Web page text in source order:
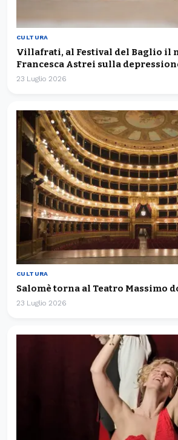
CULTURA
Villafrati, al Festival del Baglio il
Francesca Astrei sulla
23 Luglio 2026
CULTURA
Salomè torna al Teatro Massimo
23 Luglio 2026